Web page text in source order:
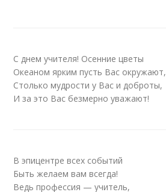
С днем учителя! Осенние цветы
Океаном ярким пусть Вас окружают,
Столько мудрости у Вас и доброты,
И за это Вас безмерно уважают!
В эпицентре всех событий
Быть желаем вам всегда!
Ведь профессия — учитель,